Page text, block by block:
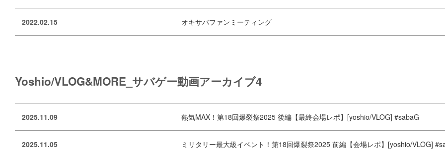
2022.02.15 オキサバファンミーティング
Yoshio/VLOG&MORE_サバゲー動画アーカイブ4
2025.11.09 熱気MAX！第18回爆裂祭2025 後編【最終会場レポ】[yoshio/VLOG] #sabaG
2025.11.05 ミリタリー最大級イベント！第18回爆裂祭2025 前編【会場レポ】[yoshio/VLOG]